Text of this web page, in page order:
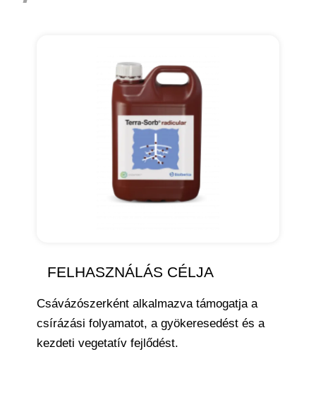
FELHASZNÁLÁS CÉLJA
Csávázószerként alkalmazva támogatja a
csírázási folyamatot, a gyökeresedést és a
kezdeti vegetatív fejlődést.